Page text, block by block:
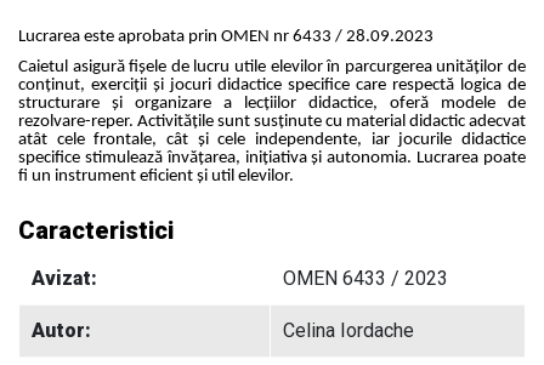
Lucrarea este aprobata prin OMEN nr 6433 / 28.09.2023
Caietul asigură fișele de lucru utile elevilor în parcurgerea unităților de
conținut, exerciții și jocuri didactice specifice care respectă logica de
structurare și organizare a lecțiilor didactice, oferă modele de
rezolvare-reper. Activitățile sunt susținute cu material didactic adecvat
atât cele frontale, cât și cele independente, iar jocurile didactice
specifice stimulează învățarea, inițiativa și autonomia. Lucrarea poate
fi un instrument eficient și util elevilor.
Caracteristici
Avizat: OMEN 6433 / 2023
Autor: Celina Iordache